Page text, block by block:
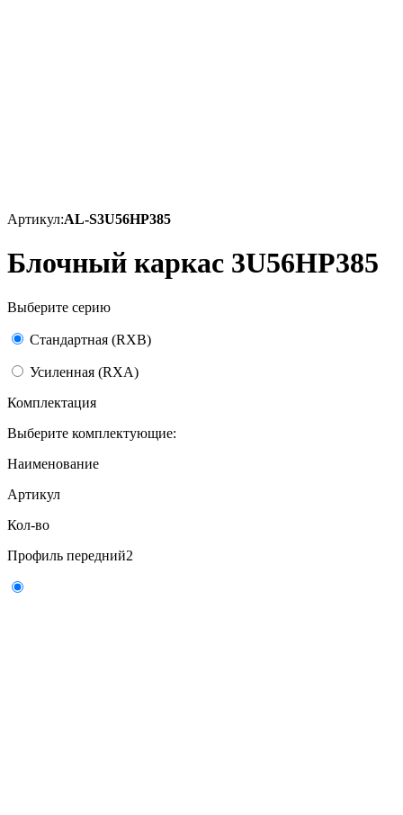
Артикул:AL-S3U56HP385
Блочный каркас 3U56HP385
Выберите серию
Стандартная (RXB)
Усиленная (RXA)
Комплектация
Выберите комплектующие:
Наименование
Артикул
Кол-во
Профиль передний2